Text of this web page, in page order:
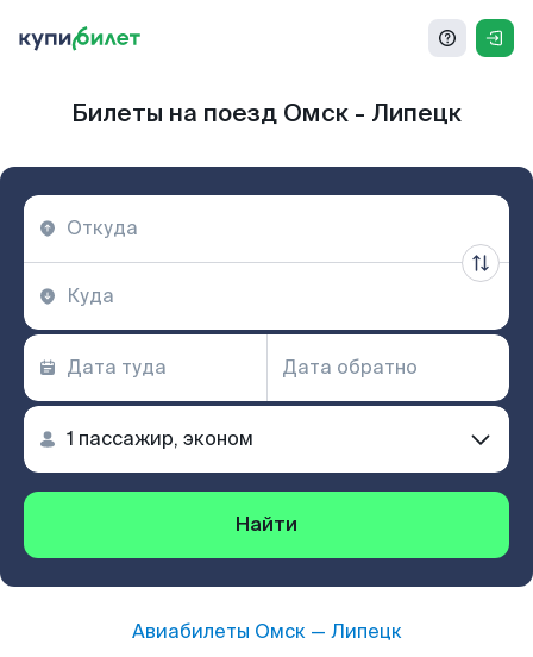
Билеты на поезд Омск - Липецк
Найти
Авиабилеты Омск— Липецк